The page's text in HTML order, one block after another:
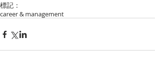
標記：
career & management